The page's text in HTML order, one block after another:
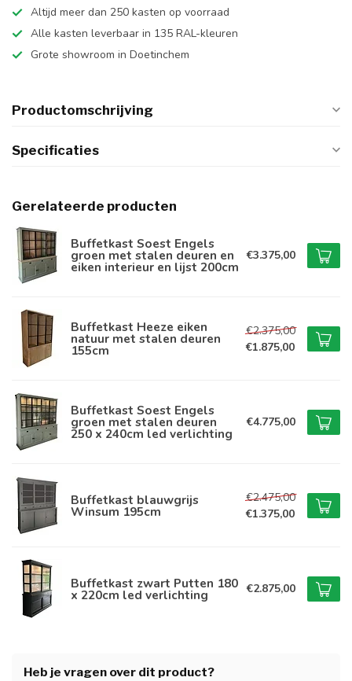
Altijd meer dan 250 kasten op voorraad
Alle kasten leverbaar in 135 RAL-kleuren
Grote showroom in Doetinchem
Productomschrijving
Specificaties
Gerelateerde producten
Buffetkast Soest Engels
groen met stalen deuren en
eiken interieur en lijst 200cm
€3.375,00
Buffetkast Heeze eiken
natuur met stalen deuren
155cm
€2.375,00
€1.875,00
Buffetkast Soest Engels
groen met stalen deuren
250 x 240cm led verlichting
€4.775,00
Buffetkast blauwgrijs
Winsum 195cm
€2.475,00
€1.375,00
Buffetkast zwart Putten 180
x 220cm led verlichting €2.875,00
Heb je vragen over dit product?